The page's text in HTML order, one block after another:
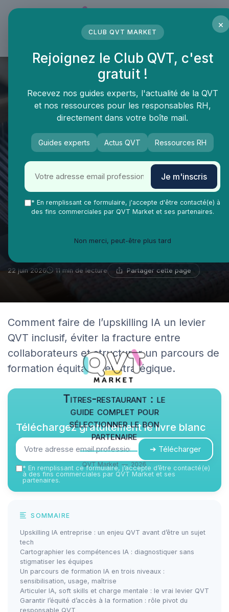
QVT Market
Upskilling IA : comment former
vos équipes sans créer de
fracture interne
22 juin 2026 11 min de lecture Partager cette page
Comment faire de l’upskilling IA un levier
QVT inclusif, éviter la fracture entre
collaborateurs et structurer un parcours de
formation équitable et stratégique.
Titres-restaurant : le
guide complet pour
sélectionner le bon
partenaire
QVT Market — 2026
Téléchargez gratuitement le livre blanc
➔ Télécharger
* En remplissant ce formulaire, j’accepte d’être contacté(e)
à des fins commerciales par QVT Market et ses
partenaires.
SOMMAIRE
Upskilling IA entreprise : un enjeu QVT avant d’être un sujet
tech
Cartographier les compétences IA : diagnostiquer sans
stigmatiser les équipes
Un parcours de formation IA en trois niveaux :
sensibilisation, usage, maîtrise
Articuler IA, soft skills et charge mentale : le vrai levier QVT
Garantir l’équité d’accès à la formation : rôle pivot du
responsable QVT
×
CLUB QVT MARKET
Rejoignez le Club QVT, c'est
gratuit !
Recevez nos guides experts, l'actualité de la QVT
et nos ressources pour les responsables RH,
directement dans votre boîte mail.
Guides experts Actus QVT Ressources RH
Je m'inscris
* En remplissant ce formulaire, j'accepte d'être contacté(e) à
des fins commerciales par QVT Market et ses partenaires.
Non merci, peut-être plus tard
Panneau de gestion des cookies